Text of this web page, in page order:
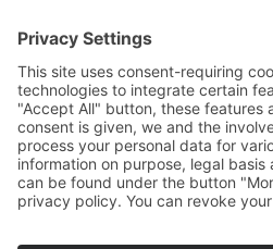
dach smart home
beratung
fußboden
wintergarten
outdoor
renovieren
modernisieren